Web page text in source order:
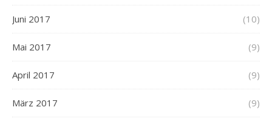
Juni 2017 (10)
Mai 2017 (9)
April 2017 (9)
März 2017 (9)